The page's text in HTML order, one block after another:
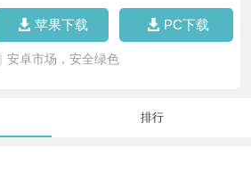
苹果下载 PC下载
安卓市场，安全绿色
排行